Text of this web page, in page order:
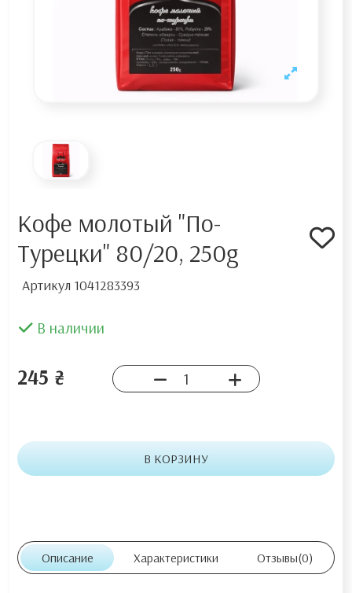
Кофе молотый "По-
Турецки" 80/20, 250g
Артикул 1041283393
В наличии
245 ₴
В КОРЗИНУ
Описание Характеристики Отзывы(0)